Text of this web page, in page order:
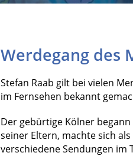
Werdegang des
Stefan Raab gilt bei vielen
im Fernsehen bekannt
Der gebürtige Kölner
seiner Eltern, machte sich
verschiedene Sendungen im